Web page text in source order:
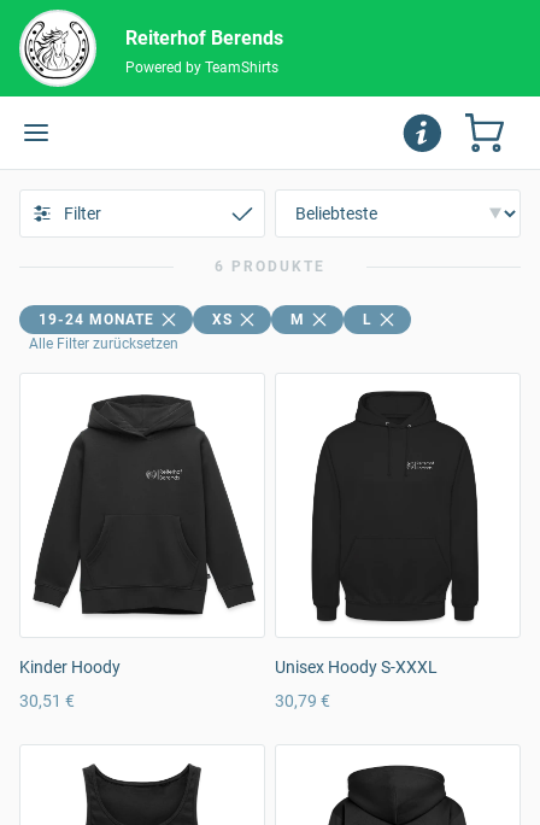
Reiterhof Berends
Powered by TeamShirts
Filter
6 PRODUKTE
19-24 MONATE XS M
L
Alle Filter zurücksetzen
Kinder Hoody
30,51 €
Unisex Hoody S-XXXL
30,79 €